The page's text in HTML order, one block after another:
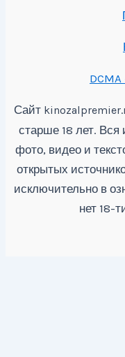
Сайт
старше 18 лет.
фото, видео и
открытых
исключительно в
нет 18-